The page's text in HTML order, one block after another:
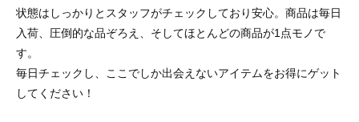
状態はしっかりとスタッフがチェックしており安心。商品は毎日
入荷、圧倒的な品ぞろえ、そしてほとんどの商品が1点モノで
す。
毎日チェックし、ここでしか出会えないアイテムをお得にゲット
してください！